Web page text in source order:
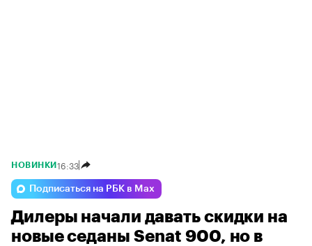
НОВИНКИ 16:33
Подписаться на РБК в Max
Дилеры начали давать скидки на
новые седаны Senat 900, но в